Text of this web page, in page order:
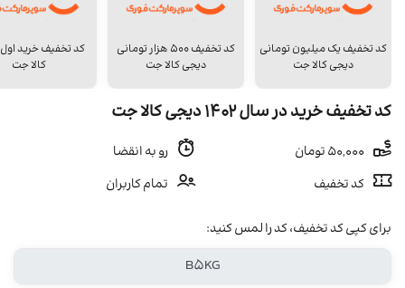
کد تخفیف یک میلیون تومانی
دیجی کالا جت
کد تخفیف 500 هزار تومانی
دیجی کالا جت
کد تخفیف خرید
کالا جت
کد تخفیف خرید در سال 1402 دیجی کالا جت
رو به انقضا
کد تخفیف
تمام کاربران
برای کپی کد تخفیف، کد را لمس کنید: